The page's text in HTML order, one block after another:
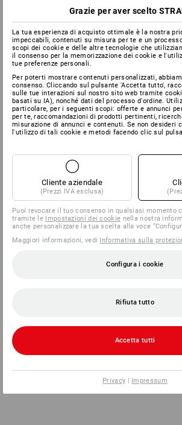
Grazie per aver scelto
La tua esperienza di acquisto ottimale è la nostra
impeccabili, contenuti su misura per te e un
scopi dei cookie e delle altre tecnologie che
il consenso per la memorizzazione dei cookie e
tue preferenze personali.
Per poterti mostrare contenuti personalizzati,
consenso. Cliccando sul pulsante 'Accetta tutto',
sulle tue interazioni sul nostro sito web tramite
basati su IA), nonché dati del processo d'ordine.
particolare, per i seguenti scopi: offerte e annunci
per te, raccomandazioni di prodotti pertinenti,
misurazione di annunci e contenuti. Se non desideri
l'utilizzo di tali cookie e metodi facendo clic sul
Cliente aziendale
(Prezzi IVA esclusa)
Puoi revocare il tuo consenso in qualsiasi momento
tramite le Impostazioni dei cookie nella nostra
anche personalizzare la tua scelta alla voce
Maggiori informazioni, vedi Informativa sulla
Configura i cookie
Rifiuta tutto
Accetta tutti
Privacy | Impressum